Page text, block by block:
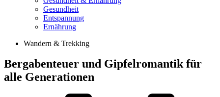
Gesundheit
Entspannung
Ernährung
Wandern & Trekking
Bergabenteuer und Gipfelromantik für
alle Generationen